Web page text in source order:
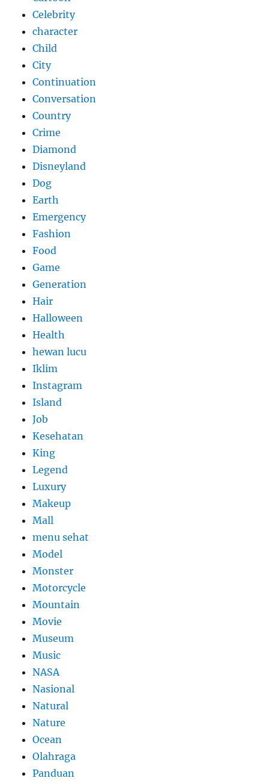
Celebrity
character
Child
City
Continuation
Conversation
Country
Crime
Diamond
Disneyland
Dog
Earth
Emergency
Fashion
Food
Game
Generation
Hair
Halloween
Health
hewan lucu
Iklim
Instagram
Island
Job
Kesehatan
King
Legend
Luxury
Makeup
Mall
menu sehat
Model
Monster
Motorcycle
Mountain
Movie
Museum
Music
NASA
Nasional
Natural
Nature
Ocean
Olahraga
Panduan